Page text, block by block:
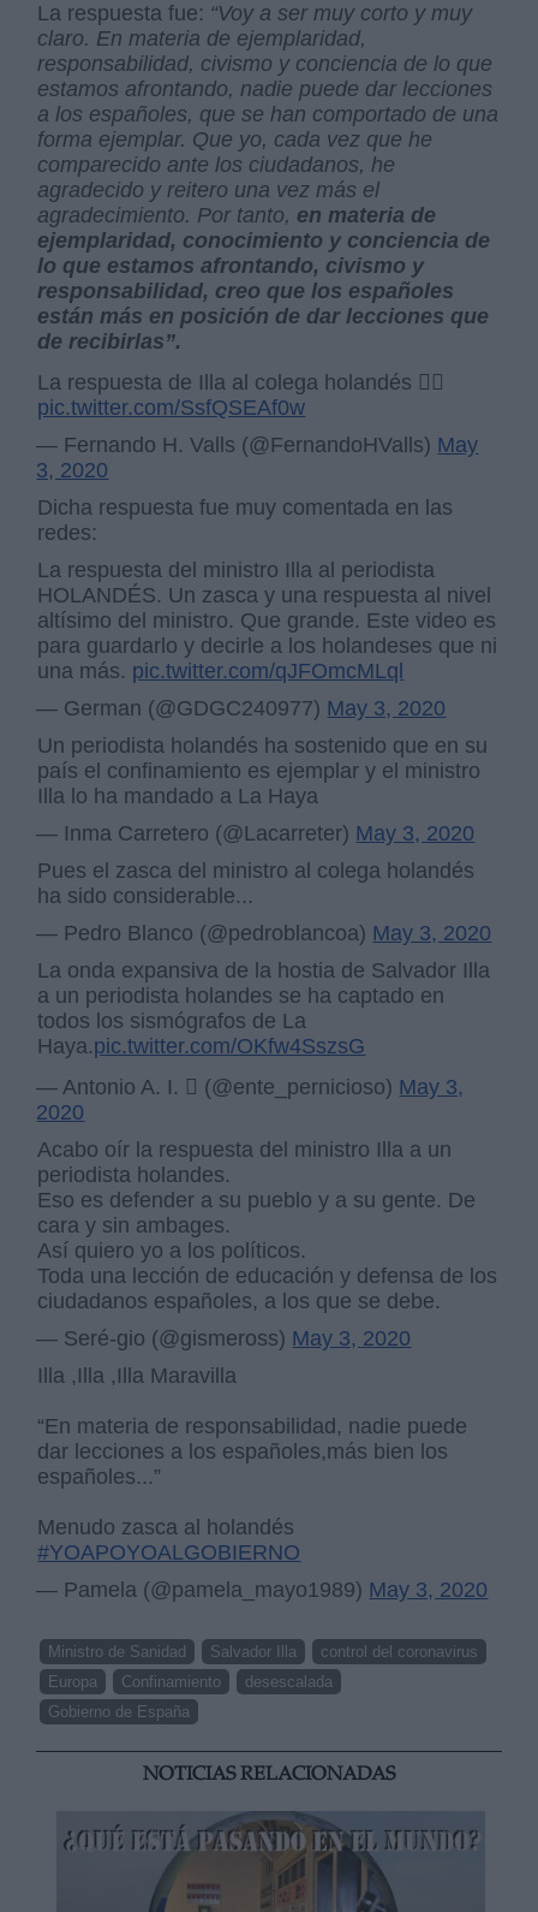
La respuesta fue: “Voy a ser muy corto y muy
claro. En materia de ejemplaridad,
responsabilidad, civismo y conciencia de lo que
estamos afrontando, nadie puede dar lecciones
a los españoles, que se han comportado de una
forma ejemplar. Que yo, cada vez que he
comparecido ante los ciudadanos, he
agradecido y reitero una vez más el
agradecimiento. Por tanto, en materia de
ejemplaridad, conocimiento y conciencia de
lo que estamos afrontando, civismo y
responsabilidad, creo que los españoles
están más en posición de dar lecciones que
de recibirlas”.
La respuesta de Illa al colega holandés 👇🏼
pic.twitter.com/SsfQSEAf0w
— Fernando H. Valls (@FernandoHValls) May
3, 2020
Dicha respuesta fue muy comentada en las
redes:
La respuesta del ministro Illa al periodista
HOLANDÉS. Un zasca y una respuesta al nivel
altísimo del ministro. Que grande. Este video es
para guardarlo y decirle a los holandeses que ni
una más. pic.twitter.com/qJFOmcMLql
— German (@GDGC240977) May 3, 2020
Un periodista holandés ha sostenido que en su
país el confinamiento es ejemplar y el ministro
Illa lo ha mandado a La Haya
— Inma Carretero (@Lacarreter) May 3, 2020
Pues el zasca del ministro al colega holandés
ha sido considerable...
— Pedro Blanco (@pedroblancoa) May 3, 2020
La onda expansiva de la hostia de Salvador Illa
a un periodista holandes se ha captado en
todos los sismógrafos de La
Haya.pic.twitter.com/OKfw4SszsG
— Antonio A. I.  (@ente_pernicioso) May 3,
2020
Acabo oír la respuesta del ministro Illa a un
periodista holandes.
Eso es defender a su pueblo y a su gente. De
cara y sin ambages.
Así quiero yo a los políticos.
Toda una lección de educación y defensa de los
ciudadanos españoles, a los que se debe.
— Seré-gio (@gismeross) May 3, 2020
Illa ,Illa ,Illa Maravilla
“En materia de responsabilidad, nadie puede
dar lecciones a los españoles,más bien los
españoles...”
Menudo zasca al holandés
#YOAPOYOALGOBIERNO
— Pamela (@pamela_mayo1989) May 3, 2020
Ministro de Sanidad Salvador Illa
control del coronavirus
Europa
Confinamiento
desescalada
Gobierno de España
NOTICIAS RELACIONADAS